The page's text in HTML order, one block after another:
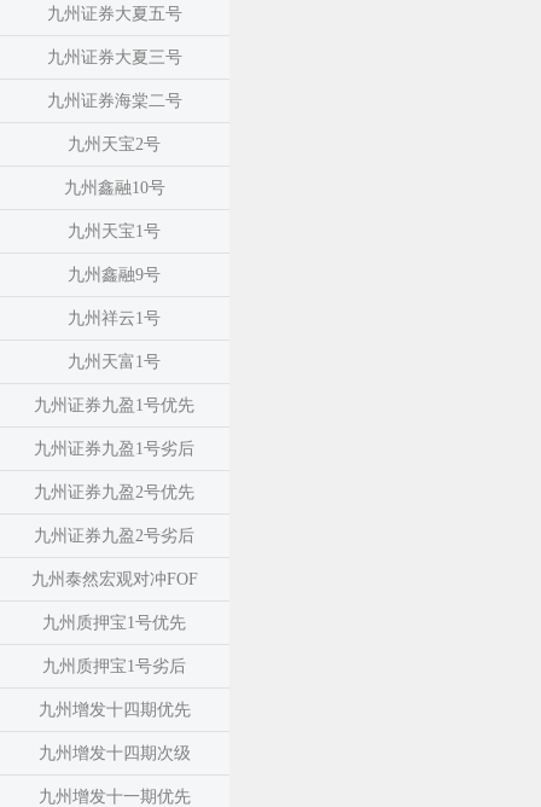
九州证券大夏五号
九州证券大夏三号
九州证券海棠二号
九州天宝2号
九州鑫融10号
九州天宝1号
九州鑫融9号
九州祥云1号
九州天富1号
九州证券九盈1号优先
九州证券九盈1号劣后
九州证券九盈2号优先
九州证券九盈2号劣后
九州泰然宏观对冲FOF
九州质押宝1号优先
九州质押宝1号劣后
九州增发十四期优先
九州增发十四期次级
九州增发十一期优先